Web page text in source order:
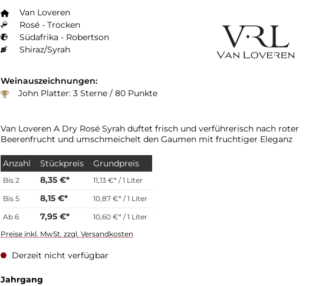
Van Loveren
Rosé - Trocken
Südafrika - Robertson
Shiraz/Syrah
Weinauszeichnungen:
John Platter: 3 Sterne / 80 Punkte
Van Loveren A Dry Rosé Syrah duftet frisch und verführerisch nach roter
Beerenfrucht und umschmeichelt den Gaumen mit fruchtiger Eleganz
Anzahl Stückpreis Grundpreis
Bis 2 8,35 €* 11,13 €* / 1 Liter
Bis 5 8,15 €* 10,87 €* / 1 Liter
Ab 6 7,95 €*
10,60 €* / 1 Liter
Preise inkl. MwSt. zzgl. Versandkosten
Derzeit nicht verfügbar
Jahrgang